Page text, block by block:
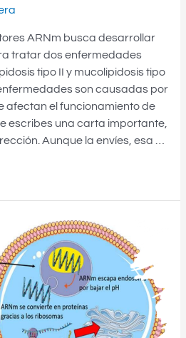
ARNm busca desarrollar
tratar dos enfermedades
tipo II y mucolipidosis tipo
enfermedades son causadas por
afectan el funcionamiento de
escribes una carta importante,
Aunque la envíes, esa …